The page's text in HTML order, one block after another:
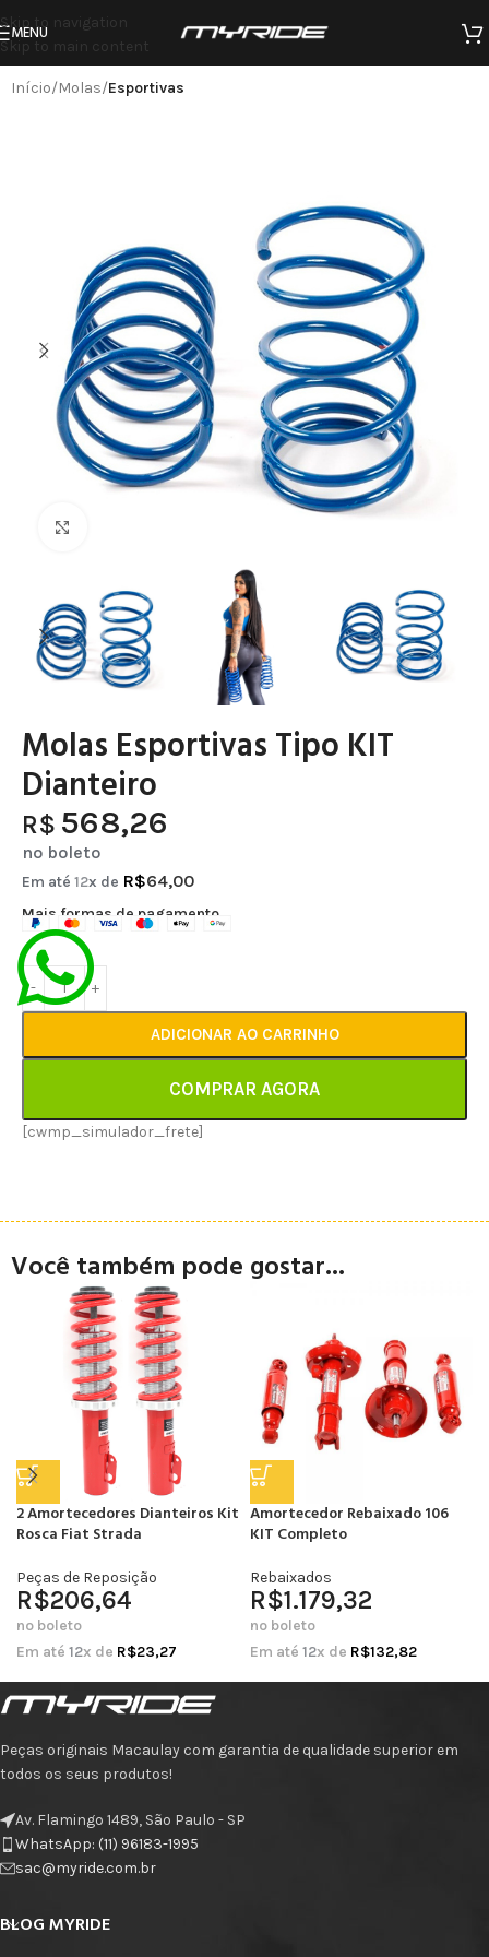
Skip to navigation
Skip to main content
MENU
Início Molas Esportivas
Molas Esportivas Tipo KIT
Dianteiro
R$ 568,26
no boleto
Em até 12x de R$64,00
Mais formas de pagamento
ADICIONAR AO CARRINHO
COMPRAR AGORA
[cwmp_simulador_frete]
Você também pode gostar...
2 Amortecedores Dianteiros Kit
Rosca Fiat Strada
Peças de Reposição
R$206,64
no boleto
Em até 12x de R$23,27
Amortecedor Rebaixado 106
KIT Completo
Rebaixados
R$1.179,32
no boleto
Em até 12x de R$132,82
Peças originais Macaulay com garantia de qualidade superior em
todos os seus produtos!
Av. Flamingo 1489, São Paulo - SP
WhatsApp: (11) 96183-1995
sac@myride.com.br
BLOG MYRIDE